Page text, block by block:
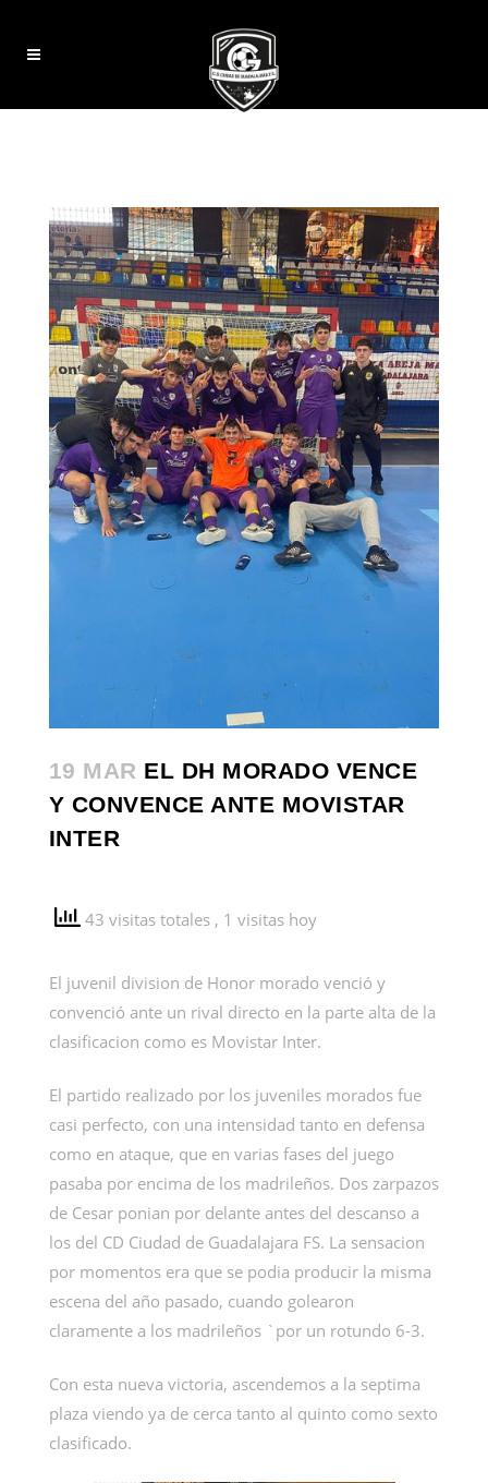
19 MAR EL DH MORADO VENCE
Y CONVENCE ANTE MOVISTAR
INTER
43 visitas totales , 1 visitas hoy
El juvenil division de Honor morado venció y
convenció ante un rival directo en la parte alta de la
clasificacion como es Movistar Inter.
El partido realizado por los juveniles morados fue
casi perfecto, con una intensidad tanto en defensa
como en ataque, que en varias fases del juego
pasaba por encima de los madrileños. Dos zarpazos
de Cesar ponian por delante antes del descanso a
los del CD Ciudad de Guadalajara FS. La sensacion
por momentos era que se podia producir la misma
escena del año pasado, cuando golearon
claramente a los madrileños `por un rotundo 6-3.
Con esta nueva victoria, ascendemos a la septima
plaza viendo ya de cerca tanto al quinto como sexto
clasificado.